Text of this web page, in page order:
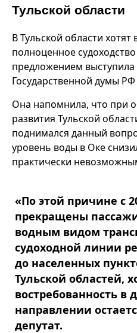
Тульской области
В Тульской области хотят
полноценное
предложением выступила
Государственной думы
Она напомнила, что при
развития Тульской
поднимался данный
уровень воды в Оке
практически
«По этой причине с
прекращены
водным видом
судоходной линии
до населенных
Тульской областей,
востребованность в
направлении
депутат.